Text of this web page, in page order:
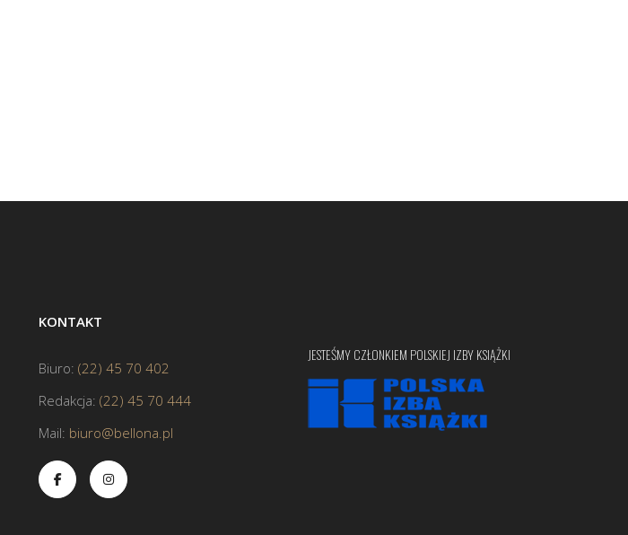
KONTAKT
Biuro: (22) 45 70 402
Redakcja: (22) 45 70 444
Mail: biuro@bellona.pl
JESTEŚMY CZŁONKIEM POLSKIEJ IZBY KSIĄŻKI